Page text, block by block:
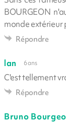
BOURGEON
monde extérieur
Répondre
lan 6 ans
C'est tellement
Répondre
Bruno